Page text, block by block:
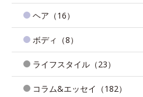
ヘア（16）
ボディ（8）
ライフスタイル（23）
コラム&エッセイ（182）